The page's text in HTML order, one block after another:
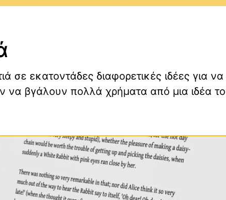
Επεκτάσεις για Web
Browsers
σε εκατοντάδες διαφορετικές ιδέες για
να βγάλουν πολλά χρήματα από μια ιδέα